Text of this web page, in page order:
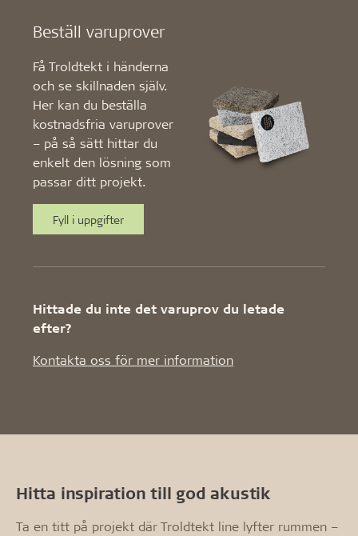
Beställ varuprover
Få Troldtekt i händerna
och se skillnaden själv.
Her kan du beställa
kostnadsfria varuprover
– på så sätt hittar du
enkelt den lösning som
passar ditt projekt.
Fyll i uppgifter
Hittade du inte det varuprov du letade
efter?
Kontakta oss för mer information
Hitta inspiration till god akustik
Ta en titt på projekt där Troldtekt line lyfter rummen –